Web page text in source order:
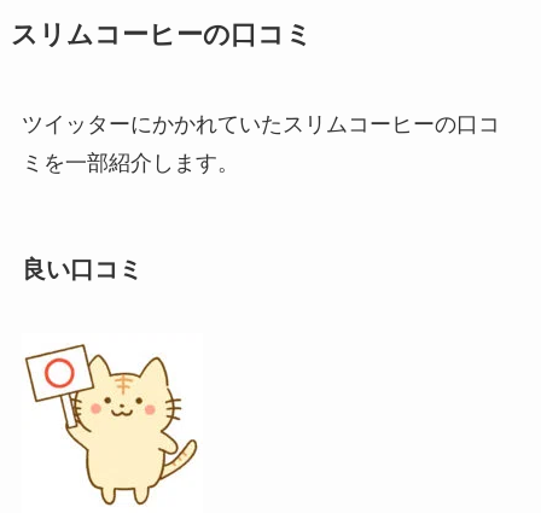
スリムコーヒーの口コミ
ツイッターにかかれていたスリムコーヒーの口コ
ミを一部紹介します。
良い口コミ